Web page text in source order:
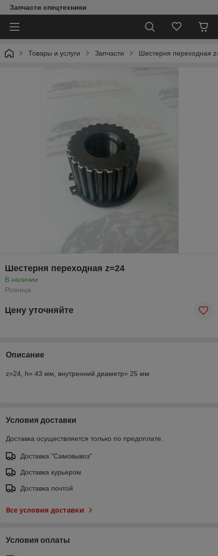
Запчасти спецтехники
Товары и услуги Запчасти Шестерня переходная
Шестерня переходная z=24
В наличии
Розница
Цену уточняйте
Описание
z=24, h= 43 мм, внутренний диаметр= 25 мм
Условия доставки
Доставка осуществляется только по предоплате.
Доставка "Самовывоз"
Доставка курьером
Доставка почтой
Все условия доставки
Условия оплаты